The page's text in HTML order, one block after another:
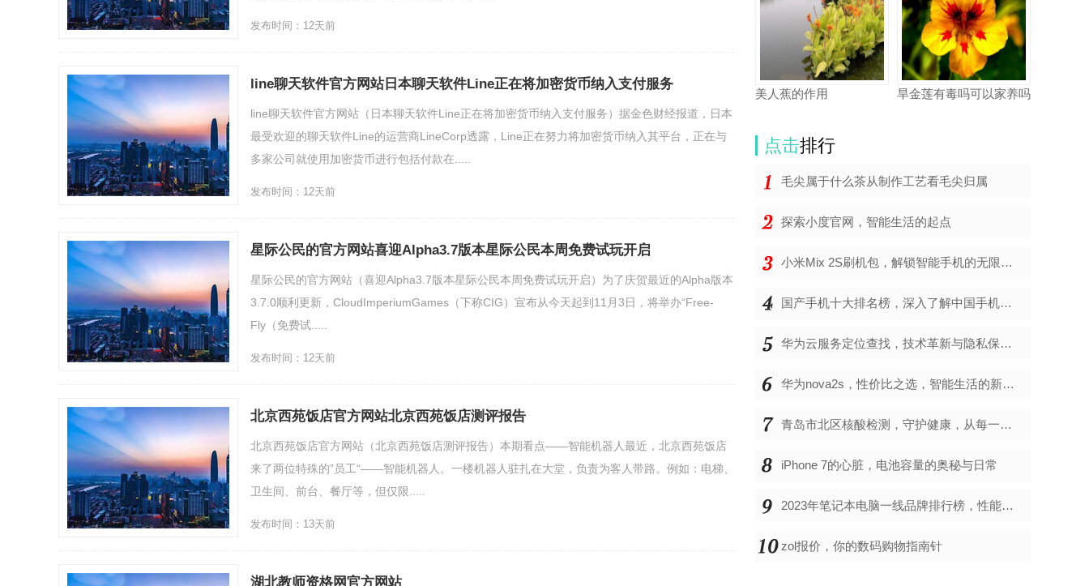
发布时间：12天前
line聊天软件官方网站日本聊天软件Line正在将加密货币纳入支付服务
line聊天软件官方网站（日本聊天软件Line正在将加密货币纳入支付服务）据金色财经报道，日本
最受欢迎的聊天软件Line的运营商LineCorp透露，Line正在努力将加密货币纳入其平台，正在与
多家公司就使用加密货币进行包括付款在.....
发布时间：12天前
星际公民的官方网站喜迎Alpha3.7版本星际公民本周免费试玩开启
星际公民的官方网站（喜迎Alpha3.7版本星际公民本周免费试玩开启）为了庆贺最近的Alpha版本
3.7.0顺利更新，CloudImperiumGames（下称CIG）宣布从今天起到11月3日，将举办“Free-
Fly（免费试.....
发布时间：12天前
北京西苑饭店官方网站北京西苑饭店测评报告
北京西苑饭店官方网站（北京西苑饭店测评报告）本期看点——智能机器人最近，北京西苑饭店
来了两位特殊的”员工“——智能机器人。一楼机器人驻扎在大堂，负责为客人带路。例如：电梯、
卫生间、前台、餐厅等，但仅限.....
发布时间：13天前
湖北教师资格网官方网站
美人蕉的作用 旱金莲有毒吗可以家养吗
点击排行
毛尖属于什么茶从制作工艺看毛尖归属
探索小度官网，智能生活的起点
小米Mix 2S刷机包，解锁智能手机的无限可能
国产手机十大排名榜，深入了解中国手机市场的佼佼者
华为云服务定位查找，技术革新与隐私保护的双重奏
华为nova2s，性价比之选，智能生活的新伙伴
青岛市北区核酸检测，守护健康，从每一次检测开始
iPhone 7的心脏，电池容量的奥秘与日常
2023年笔记本电脑一线品牌排行榜，性能、创新与用户满意度的综合考量
zol报价，你的数码购物指南针